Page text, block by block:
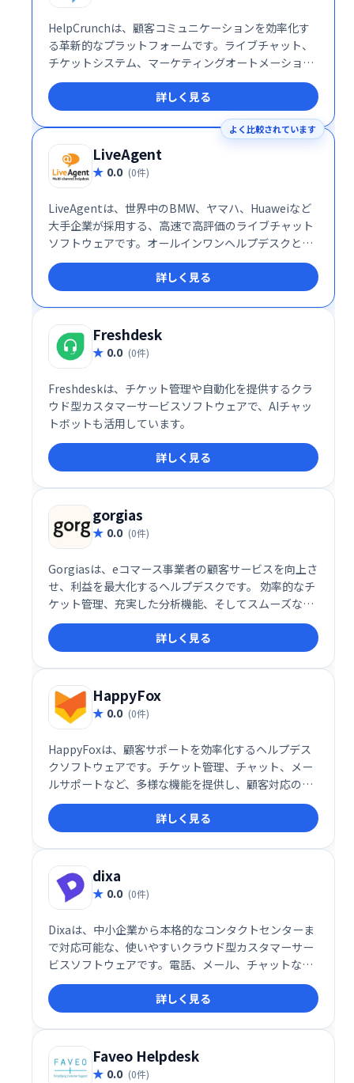
HelpCrunchは、顧客コミュニケーションを効率化す
る革新的なプラットフォームです。ライブチャット、
チケットシステム、マーケティングオートメーショ
ン、メールマーケティングなどを統合し、見込み客獲
得から顧客維持まで、顧客ライフサイクル全体をサポ
ートします。Web・モバイルビジネスの顧客ロイヤル
ティ向上と売上増加に貢献します。
詳しく見る
よく比較されています
LiveAgent
0.0 (0件)
LiveAgentは、世界中のBMW、ヤマハ、Huaweiなど
大手企業が採用する、高速で高評価のライブチャット
ソフトウェアです。オールインワンヘルプデスクとし
て、パーソナライズされた顧客対応を実現し、効率的
なカスタマーサービスを提供します。2020年にはSMB
部門で最高評価を獲得。ワールドクラスのカスタマー
サポートを目指せる、フル機能のソリューションで
す。
詳しく見る
Freshdesk
0.0 (0件)
Freshdeskは、チケット管理や自動化を提供するクラ
ウド型カスタマーサービスソフトウェアで、AIチャッ
トボットも活用しています。
詳しく見る
gorgias
0.0 (0件)
Gorgiasは、eコマース事業者の顧客サービスを向上さ
せ、利益を最大化するヘルプデスクです。 効率的なチ
ケット管理、充実した分析機能、そしてスムーズな顧
客対応を実現し、顧客満足度と収益性の向上を支援し
ます。 業務効率化と顧客エンゲージメントの強化を目
指せる、頼れるビジネスツールです。
詳しく見る
HappyFox
0.0 (0件)
HappyFoxは、顧客サポートを効率化するヘルプデス
クソフトウェアです。チケット管理、チャット、メー
ルサポートなど、多様な機能を提供し、顧客対応の迅
速化と業務の効率化を実現します。ユーザーフレンド
リーなインターフェースで、スムーズな導入と運用が
可能です。
詳しく見る
dixa
0.0 (0件)
Dixaは、中小企業から本格的なコンタクトセンターま
で対応可能な、使いやすいクラウド型カスタマーサー
ビスソフトウェアです。電話、メール、チャットなど
マルチチャネルに対応し、リアルタイムでパーソナル
な顧客サポートを提供します。Webブラウザで動作
し、追加のソフトウェアインストールやIT専門家のサ
ポートは不要です。場所を選ばず、いつでもどこでも
アクセス可能です。
詳しく見る
Faveo Helpdesk
0.0 (0件)